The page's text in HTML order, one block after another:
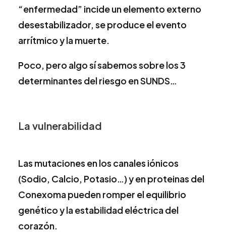
“enfermedad” incide un elemento externo
desestabilizador, se produce el evento
arrítmico y la muerte.
Poco, pero algo sí sabemos sobre los 3
determinantes del riesgo en SUNDS…
La vulnerabilidad
Las mutaciones en los canales iónicos
(Sodio, Calcio, Potasio…) y en proteinas del
Conexoma pueden romper el equilibrio
genético y la estabilidad eléctrica del
corazón.